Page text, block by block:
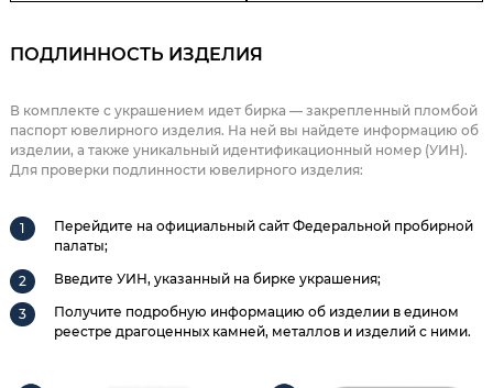
ПОДЛИННОСТЬ ИЗДЕЛИЯ
В комплекте с украшением идет бирка — закрепленный пломбой
паспорт ювелирного изделия. На ней вы найдете информацию об
изделии, а также уникальный идентификационный номер (УИН).
Для проверки подлинности ювелирного изделия:
Перейдите на официальный сайт Федеральной пробирной
палаты;
Введите УИН, указанный на бирке украшения;
Получите подробную информацию об изделии в едином
реестре драгоценных камней, металлов и изделий с ними.